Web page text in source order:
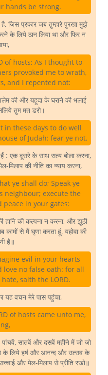
hands be strong.
जिस प्रकार जब तुम्हारे पुरखा मुझे
के लिये ठान लिया था और फिर न
of hosts; As I thought to
provoked me to wrath,
and I repented not:
की और यहूदा के घराने की भलाई
तुम मत डरो।
in these days to do well
of Judah: fear ye not.
: एक दूसरे के साथ सत्य बोला करना,
की नीति का न्याय करना,
ye shall do; Speak ye
neighbour; execute the
in your gates:
की कल्पना न करना, और झूठी
से मैं घृणा करता हूं, यहोवा की
है॥
evil in your hearts
no false oath: for all
saith the LORD.
यह वचन मेरे पास पहुंचा,
of hosts came unto me,
सातवें और दसवें महीने में जो जो
के लिये हर्ष और आनन्द और उत्सव के
और मेल-मिलाप से प्रीति रखो॥